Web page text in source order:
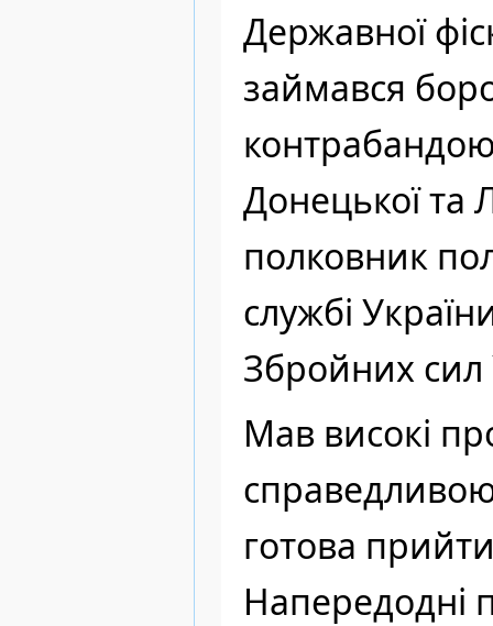
Державної
займався
контрабандою
Донецької та
полковник
службі
Збройних сил
Мав високі
готова
Напередодні